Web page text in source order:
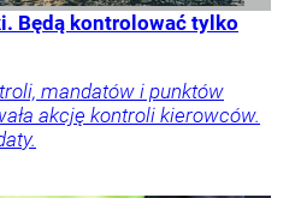
Będą kontrolować tylko
mandatów i punktów
akcję kontroli kierowców.